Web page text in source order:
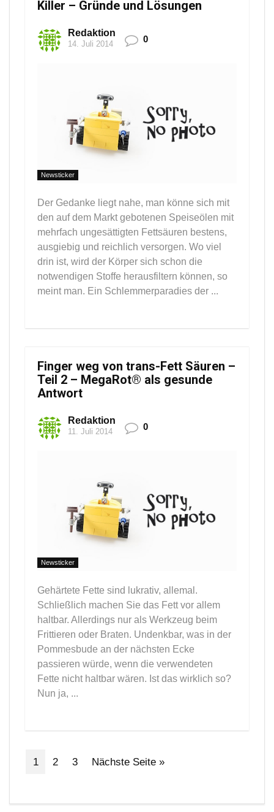
Killer – Gründe und Lösungen
Redaktion
14. Juli 2014 0
Newsticker
Der Gedanke liegt nahe, man könne sich mit
den auf dem Markt gebotenen Speiseölen mit
mehrfach ungesättigten Fettsäuren bestens,
ausgiebig und reichlich versorgen. Wo viel
drin ist, wird der Körper sich schon die
notwendigen Stoffe herausfiltern können, so
meint man. Ein Schlemmerparadies der ...
Finger weg von trans-Fett Säuren –
Teil 2 – MegaRot® als gesunde
Antwort
Redaktion
11. Juli 2014 0
Newsticker
Gehärtete Fette sind lukrativ, allemal.
Schließlich machen Sie das Fett vor allem
haltbar. Allerdings nur als Werkzeug beim
Frittieren oder Braten. Undenkbar, was in der
Pommesbude an der nächsten Ecke
passieren würde, wenn die verwendeten
Fette nicht haltbar wären. Ist das wirklich so?
Nun ja, ...
1 2 3 Nächste Seite »